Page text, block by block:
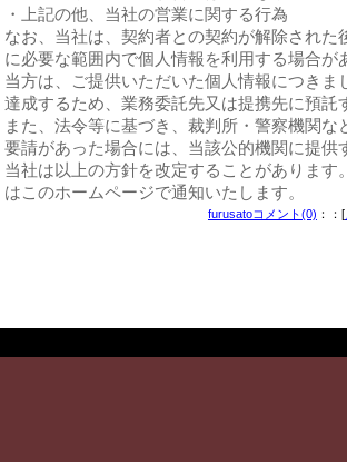
・上記の他、当社の営業に関する行為
なお、当社は、契約者との契約が解除された
に必要な範囲内で個人情報を利用する場合が
当方は、ご提供いただいた個人情報につきま
達成するため、業務委託先又は提携先に預託
また、法令等に基づき、裁判所・警察機関な
要請があった場合には、当該公的機関に提供
当社は以上の方針を改定することがあります
はこのホームページで通知いたします。
furusatoコメント(0) ：：[